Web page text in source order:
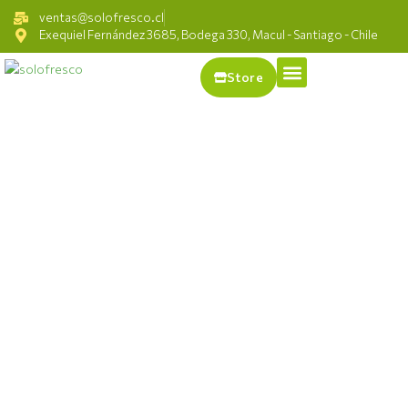
ventas@solofresco.cl
Exequiel Fernández 3685, Bodega 330, Macul - Santiago - Chile
Store